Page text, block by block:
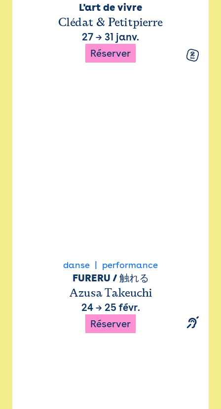
L'art de vivre
Clédat & Petitpierre
27 → 31 janv.
Réserver
danse performance
FURERU / 触れる
Azusa Takeuchi
24→ 25 févr.
Réserver